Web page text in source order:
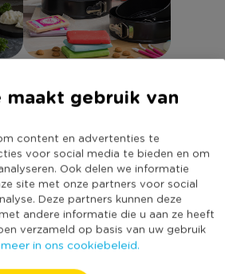
maakt gebruik van
content en advertenties te
voor social media te bieden en om
Ook delen we informatie
site met onze partners voor social
Deze partners kunnen deze
andere informatie die u aan ze heeft
verzameld op basis van uw gebruik
in ons cookiebeleid.
is volledig gemaakt van
materiaal staat het geheel mooi
bestaat uit een handige lepelhouder
Combineer de keuken toolset
van Xenos, zoals een